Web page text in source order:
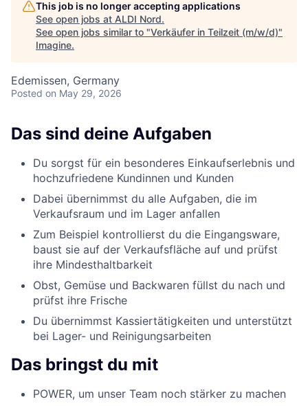
This job is no longer accepting applications
See open jobs at ALDI Nord.
See open jobs similar to "Verkäufer in Teilzeit (m/w/d)"
Imagine.
Edemissen, Germany
Posted on May 29, 2026
Das sind deine Aufgaben
Du sorgst für ein besonderes Einkaufserlebnis und
hochzufriedene Kundinnen und Kunden
Dabei übernimmst du alle Aufgaben, die im
Verkaufsraum und im Lager anfallen
Zum Beispiel kontrollierst du die Eingangsware,
baust sie auf der Verkaufsfläche auf und prüfst
ihre Mindesthaltbarkeit
Obst, Gemüse und Backwaren füllst du nach und
prüfst ihre Frische
Du übernimmst Kassiertätigkeiten und unterstützt
bei Lager- und Reinigungsarbeiten
Das bringst du mit
POWER, um unser Team noch stärker zu machen